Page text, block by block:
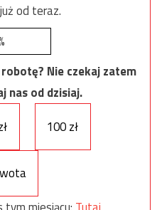
od teraz.
Nie czekaj zatem
nas od dzisiaj.
100 zł